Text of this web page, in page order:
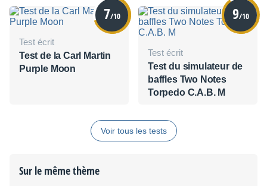
7/10
Test écrit
Test de la Carl Martin
Purple Moon
9/10
Test écrit
Test du simulateur de
baffles Two Notes
Torpedo C.A.B. M
Voir tous les tests
Sur le même thème